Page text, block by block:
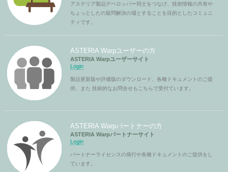
アステリア製品デベロッパー同士をつなげ、技術情報の共有や
ちょっとしたの疑問解決の場とすることを目的としたコミュニ
ティです。
ASTERIA Warpユーザーの方
ASTERIA Warpユーザーサイト
Login
製品更新版や評価版のダウンロード、各種ドキュメントのご提
供、また 技術的なお問合せもこちらで受付ています。
ASTERIA Warpパートナーの方
ASTERIA Warpパートナーサイト
Login
パートナーライセンスの発行や各種ドキュメントのご提供をし
ています。